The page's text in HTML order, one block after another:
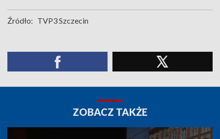
Źródło: TVP3 Szczecin
ZOBACZ TAKŻE